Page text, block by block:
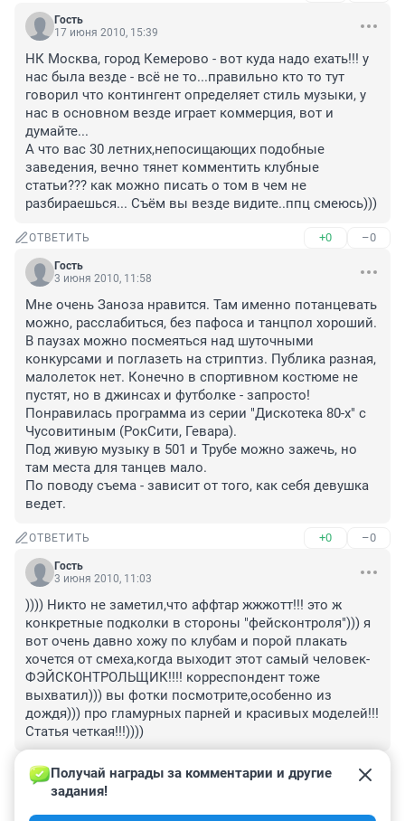
Гость
17 июня 2010, 15:39
НК Москва, город Кемерово - вот куда надо ехать!!! у
нас была везде - всё не то...правильно кто то тут
говорил что контингент определяет стиль музыки, у
нас в основном везде играет коммерция, вот и
думайте...
А что вас 30 летних,непосищающих подобные
заведения, вечно тянет комментить клубные
статьи??? как можно писать о том в чем не
ОТВЕТИТЬ +0 –0
Гость
3 июня 2010, 11:58
Мне очень Заноза нравится. Там именно потанцевать
можно, расслабиться, без пафоса и танцпол хороший.
В паузах можно посмеяться над шуточными
конкурсами и поглазеть на стриптиз. Публика разная,
малолеток нет. Конечно в спортивном костюме не
пустят, но в джинсах и футболке - запросто!
Понравилась программа из серии "Дискотека 80-х" с
Чусовитиным (РокСити, Гевара).
Под живую музыку в 501 и Трубе можно зажечь, но
там места для танцев мало.
По поводу съема - зависит от того, как себя девушка
ведет.
ОТВЕТИТЬ +0 –0
Гость
3 июня 2010, 11:03
)))) Никто не заметил,что аффтар жжжотт!!! это ж
конкретные подколки в стороны "фейсконтроля"))) я
вот очень давно хожу по клубам и порой плакать
хочется от смеха,когда выходит этот самый человек-
ФЭЙСКОНТРОЛЬЩИК!!!! корреспондент тоже
выхватил))) вы фотки посмотрите,особенно из
дождя))) про гламурных парней и красивых моделей!!!
Статья четкая!!!))))
ОТВЕТИТЬ –0
Гость
Получай награды за комментарии и другие
задания!